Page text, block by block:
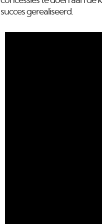
succes gerealiseerd.